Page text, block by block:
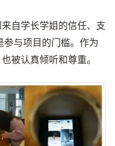
自学长学姐的信任、支
参与项目的门槛。作为
被认真倾听和尊重。